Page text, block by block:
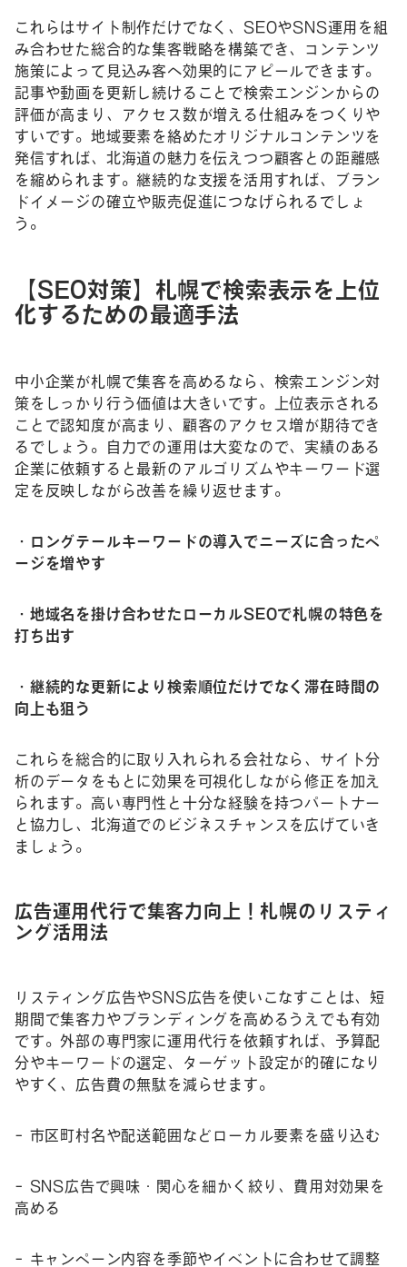
これらはサイト制作だけでなく、SEOやSNS運用を組
み合わせた総合的な集客戦略を構築でき、コンテンツ
施策によって見込み客へ効果的にアピールできます。
記事や動画を更新し続けることで検索エンジンからの
評価が高まり、アクセス数が増える仕組みをつくりや
すいです。地域要素を絡めたオリジナルコンテンツを
発信すれば、北海道の魅力を伝えつつ顧客との距離感
を縮められます。継続的な支援を活用すれば、ブラン
ドイメージの確立や販売促進につなげられるでしょ
う。
【SEO対策】札幌で検索表示を上位
化するための最適手法
中小企業が札幌で集客を高めるなら、検索エンジン対
策をしっかり行う価値は大きいです。上位表示される
ことで認知度が高まり、顧客のアクセス増が期待でき
るでしょう。自力での運用は大変なので、実績のある
企業に依頼すると最新のアルゴリズムやキーワード選
定を反映しながら改善を繰り返せます。
・ロングテールキーワードの導入でニーズに合ったペ
ージを増やす
・地域名を掛け合わせたローカルSEOで札幌の特色を
打ち出す
・継続的な更新により検索順位だけでなく滞在時間の
向上も狙う
これらを総合的に取り入れられる会社なら、サイト分
析のデータをもとに効果を可視化しながら修正を加え
られます。高い専門性と十分な経験を持つパートナー
と協力し、北海道でのビジネスチャンスを広げていき
ましょう。
広告運用代行で集客力向上！札幌のリスティ
ング活用法
リスティング広告やSNS広告を使いこなすことは、短
期間で集客力やブランディングを高めるうえでも有効
です。外部の専門家に運用代行を依頼すれば、予算配
分やキーワードの選定、ターゲット設定が的確になり
やすく、広告費の無駄を減らせます。
– 市区町村名や配送範囲などローカル要素を盛り込む
– SNS広告で興味・関心を細かく絞り、費用対効果を
高める
– キャンペーン内容を季節やイベントに合わせて調整